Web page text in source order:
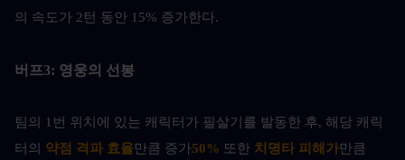
의 속도가 2턴 동안 15% 증가한다.
버프3: 영웅의 선봉
팀의 1번 위치에 있는 캐릭터가 필살기를 발동한 후, 해당 캐릭
터의 약점 격파 효율만큼 증가50% 또한 치명타 피해가만큼